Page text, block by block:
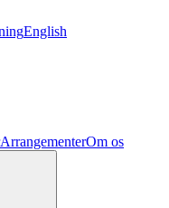
English
ArrangementerOm os